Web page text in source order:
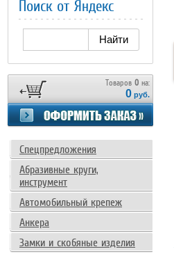
Поиск от Яндекс
Товаров 0 на:
0 руб.
Спецпредложения
Абразивные круги,
инструмент
Автомобильный крепеж
Анкера
Замки и скобяные изделия